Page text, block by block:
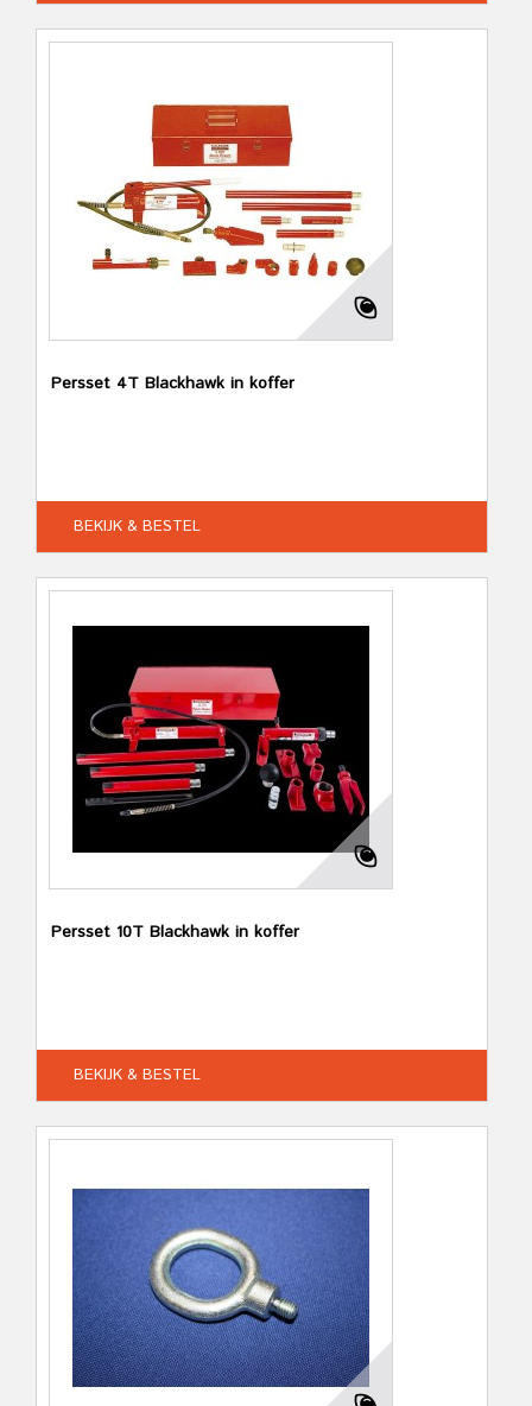
Persset 4T Blackhawk in koffer
BEKIJK & BESTEL
Persset 10T Blackhawk in koffer
BEKIJK & BESTEL